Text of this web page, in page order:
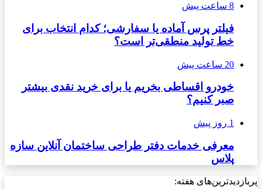
8 ساعت پیش
فیلتر پرس آماده یا سفارشی؛ کدام انتخاب برای
خط تولید منطقی‌تر است؟
20 ساعت پیش
خودرو اقساطی بخریم یا برای خرید نقدی بیشتر
صبر کنیم؟
1 روز پیش
معرفی خدمات دفتر طراحی ساختمان آنلاین سازه
پلاس
پربازدیدترین‌های هفته: